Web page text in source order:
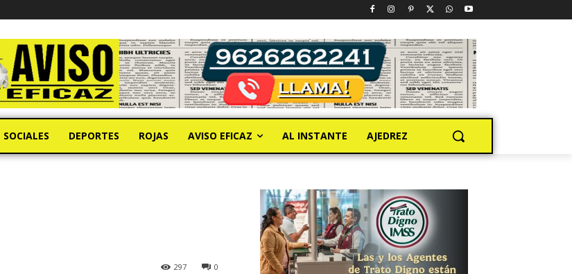
SOCIALES DEPORTES ROJAS AVISO EFICAZ AL INSTANTE AJEDREZ
0
297